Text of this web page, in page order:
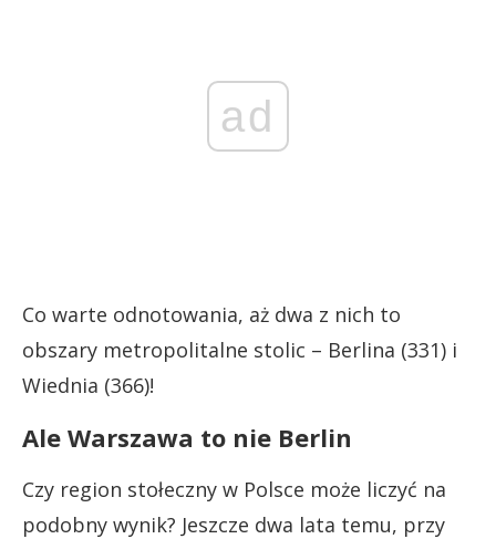
ad
Co warte odnotowania, aż dwa z nich to
obszary metropolitalne stolic – Berlina (331) i
Wiednia (366)!
Ale Warszawa to nie Berlin
Czy region stołeczny w Polsce może liczyć na
podobny wynik? Jeszcze dwa lata temu, przy